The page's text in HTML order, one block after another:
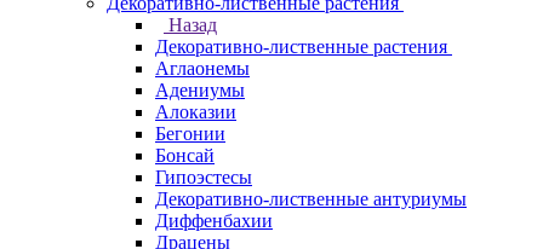
Назад
Декоративно-лиственные растения
Аглаонемы
Адениумы
Алоказии
Бегонии
Бонсай
Гипоэстесы
Декоративно-лиственные антуриумы
Диффенбахии
Драцены